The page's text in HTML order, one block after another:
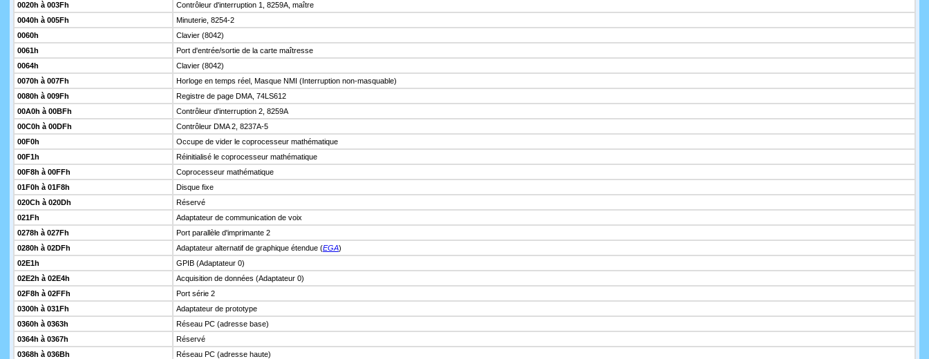
0020h à 003Fh
Contrôleur d'interruption 1, 8259A, maître
0040h à 005Fh
Minuterie, 8254-2
0060h
Clavier (8042)
0061h
Port d'entrée/sortie de la carte maîtresse
0064h
Clavier (8042)
0070h à 007Fh
Horloge en temps réel, Masque NMI (Interruption non-masquable)
0080h à 009Fh
Registre de page DMA, 74LS612
00A0h à 00BFh
Contrôleur d'interruption 2, 8259A
00C0h à 00DFh
Contrôleur DMA 2, 8237A-5
00F0h
Occupe de vider le coprocesseur mathématique
00F1h
Réinitialisé le coprocesseur mathématique
00F8h à 00FFh
Coprocesseur mathématique
01F0h à 01F8h
Disque fixe
020Ch à 020Dh
Réservé
021Fh
Adaptateur de communication de voix
0278h à 027Fh
Port parallèle d'imprimante 2
0280h à 02DFh
Adaptateur alternatif de graphique étendue (EGA)
02E1h
GPIB (Adaptateur 0)
02E2h à 02E4h
Acquisition de données (Adaptateur 0)
02F8h à 02FFh
Port série 2
0300h à 031Fh
Adaptateur de prototype
0360h à 0363h
Réseau PC (adresse base)
0364h à 0367h
Réservé
0368h à 036Bh
Réseau PC (adresse haute)